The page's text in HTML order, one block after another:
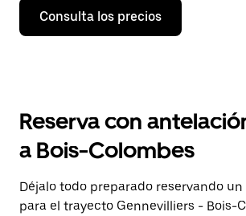
Pulsa
flecha
calendario
seleccionar
fecha.
Pulsa
el
Consulta los precios
Reserva con
a Bois-Colombes
Déjalo todo preparado reservando
para el trayecto Gennevilliers - Bois-